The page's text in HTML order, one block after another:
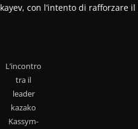
con l’intento di
L’incontro
tra il
leader
kazako
Kassym-